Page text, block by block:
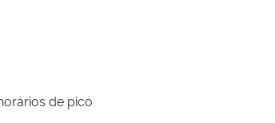
de pico